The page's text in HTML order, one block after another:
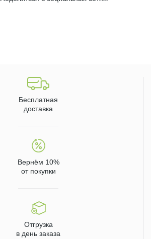
Бесплатная
доставка
Вернём 10%
от покупки
Отгрузка
в день заказа